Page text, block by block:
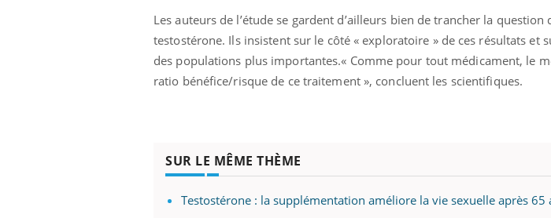
Les auteurs de l’étude se gardent d’ailleurs bien de trancher la
testostérone. Ils insistent sur le côté « exploratoire » de ces résultats et
des populations plus importantes.« Comme pour tout médicament, le
ratio bénéfice/risque de ce traitement », concluent les scientifiques.
SUR LE MÊME THÈME
Testostérone : la supplémentation améliore la vie sexuelle après 65